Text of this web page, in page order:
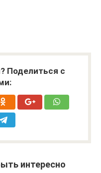
Поделиться с
интересно